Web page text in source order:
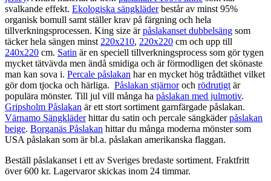
svalkande effekt. Ekologiska sängkläderbestår av minst 95%
organisk bomull samt ställer krav på färgning och hela
tillverkningsprocessen. King size ärpåslakanset dubbelsäng som
täcker hela sängen minst 220x210, 220x220 cm och upp till
240x220 cm. Satin är en speciell tillverkningsprocess som gör tygen
mycket tätvävda men ändå smidiga och är förmodligen det skönaste
man kan sova i. Percale påslakan har en mycket hög trådtäthet vilket
gör dom tjocka och härliga. Påslakan stjärnoroch rödrutigt är
populära mönster. Till jul vill många ha påslakan med julmotiv.
Gripsholm Påslakan är ett stort sortiment garnfärgade påslakan.
Värnamo Sängkläderhittar du satin och percale sängkäderpåslakan
beige. Borganäs Påslakan hittar du många moderna mönster som
USA påslakan som är bl.a. påslakan amerikanska flaggan.
Beställ påslakanset i ett av Sveriges bredaste sortiment. Fraktfritt
över 600 kr. Lagervaror skickas inom 24 timmar.